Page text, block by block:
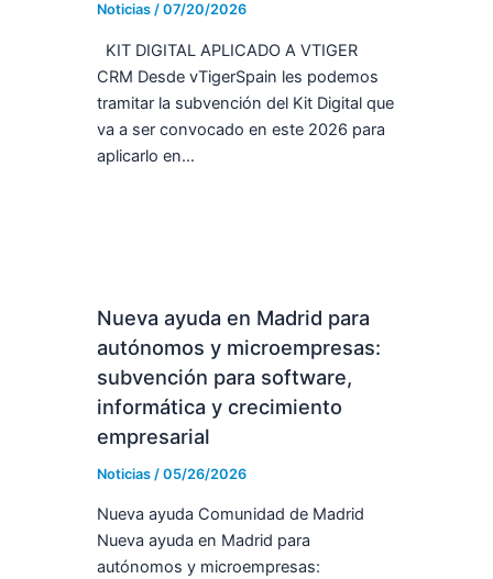
Noticias/ 07/20/2026
KIT DIGITAL APLICADO A VTIGER
CRM Desde vTigerSpain les podemos
tramitar la subvención del Kit Digital que
va a ser convocado en este 2026 para
aplicarlo en…
Nueva ayuda en Madrid para
autónomos y microempresas:
subvención para software,
informática y crecimiento
empresarial
Noticias/ 05/26/2026
Nueva ayuda Comunidad de Madrid
Nueva ayuda en Madrid para
autónomos y microempresas: